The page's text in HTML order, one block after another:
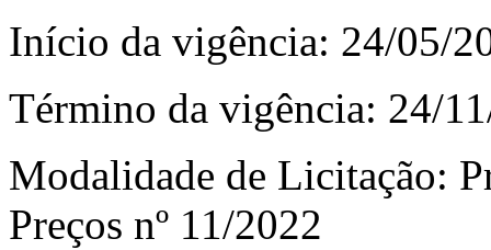
Início da vigência: 24/05/
Término da vigência: 24/
Modalidade de Licitação:
Preços nº 11/2022